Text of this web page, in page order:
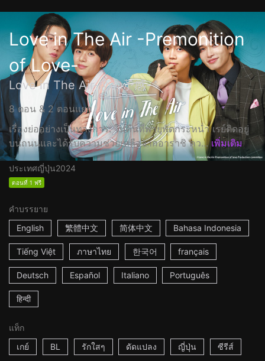
Love in The Air -Premonition
of Love-
Love in The Air-恋の予感-
8 ตอน & 2 ตอนแยก
เรื่องย่ออย่างเป็นทางการ: ในคืนที่พายุพัดกระหน่ำ เรย์ติดอยู่
บนถนนและได้รับความช่วยเหลือจากอาราชิ คว... เพิ่มเติม
ประเทศญี่ปุ่น2024
ตอนที่ 1 ฟรี
คำบรรยาย
English
繁體中文 简体中文 Bahasa Indonesia
Tiếng Việt ภาษาไทย 한국어 français
Deutsch Español Italiano Português
हिन्दी
แท็ก
เกย์
BL รักใสๆ ดัดแปลง ญี่ปุ่น ซีรีส์